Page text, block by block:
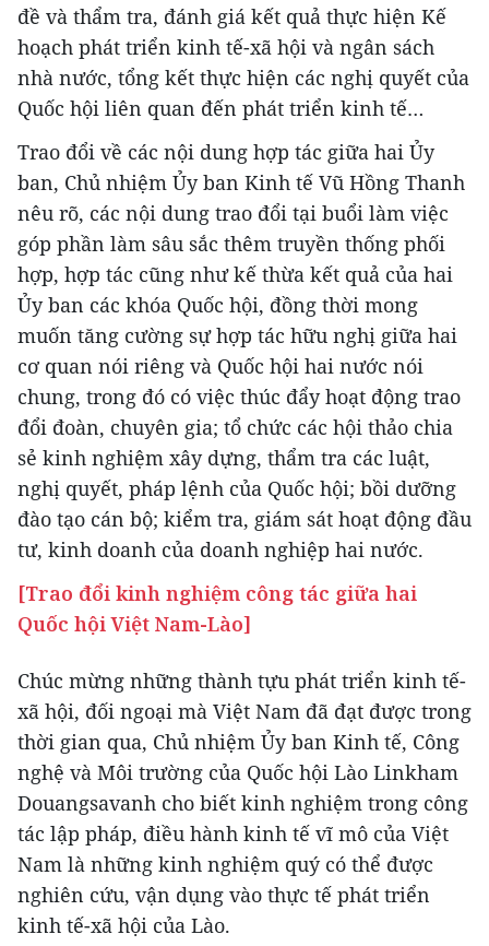
đề và thẩm tra, đánh giá kết quả thực hiện Kế
hoạch phát triển kinh tế-xã hội và ngân sách
nhà nước, tổng kết thực hiện các nghị quyết của
Quốc hội liên quan đến phát triển kinh tế…
Trao đổi về các nội dung hợp tác giữa hai Ủy
ban, Chủ nhiệm Ủy ban Kinh tế Vũ Hồng Thanh
nêu rõ, các nội dung trao đổi tại buổi làm việc
góp phần làm sâu sắc thêm truyền thống phối
hợp, hợp tác cũng như kế thừa kết quả của hai
Ủy ban các khóa Quốc hội, đồng thời mong
muốn tăng cường sự hợp tác hữu nghị giữa hai
cơ quan nói riêng và Quốc hội hai nước nói
chung, trong đó có việc thúc đẩy hoạt động trao
đổi đoàn, chuyên gia; tổ chức các hội thảo chia
sẻ kinh nghiệm xây dựng, thẩm tra các luật,
nghị quyết, pháp lệnh của Quốc hội; bồi dưỡng
đào tạo cán bộ; kiểm tra, giám sát hoạt động đầu
tư, kinh doanh của doanh nghiệp hai nước.
[Trao đổi kinh nghiệm công tác giữa hai
Quốc hội Việt Nam-Lào]
Chúc mừng những thành tựu phát triển kinh tế-
xã hội, đối ngoại mà Việt Nam đã đạt được trong
thời gian qua, Chủ nhiệm Ủy ban Kinh tế, Công
nghệ và Môi trường của Quốc hội Lào Linkham
Douangsavanh cho biết kinh nghiệm trong công
tác lập pháp, điều hành kinh tế vĩ mô của Việt
Nam là những kinh nghiệm quý có thể được
nghiên cứu, vận dụng vào thực tế phát triển
kinh tế-xã hội của Lào.